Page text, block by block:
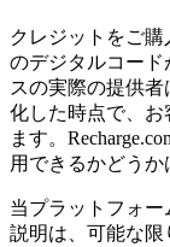
クレジットをご
のデジタルコー
スの実際の提供
化した時点で、お
ます。
用できるかどうか
当プラットフォ
説明は、可能な